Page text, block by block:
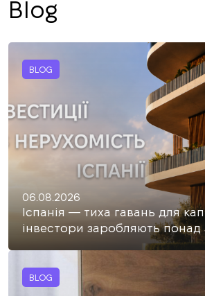
Blog
BLOG
06.08.2026
Іспанія — тиха гавань для
інвестори заробляють понад
BLOG